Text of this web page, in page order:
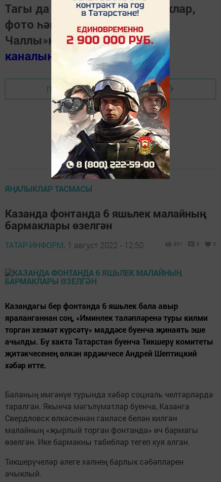
Тагы да кызыклырак яңалыклар,
фото һәм видеолар «Шәһри
Чаллы»ның MAX
каналында
(язылыгыз).
Перейти на страницу новости
ЯҢАЛЫКЛАР ТАСМАСЫ
Казанда фонтанда 6 яшьлек малайның
бармаклары өзелгән
ТАТАР-ИНФОРМ, 1 август 2022 - 12:50 901 0 0
Казандагы бер фонтанда 6 яшьлек бала авыр
яраланганнан соң, «Иминлек таләпләренә туры килми
торган хезмәт күрсәтү» маддәсе буенча җинаять эше
ачылды. Бу хакта Татарстан буенча Тикшерү комитеты
җитәкчесенең өлкән ярдәмчесе Андрей Шептицкий
хәбәр итте.
Баланың имгәнүе турында хәбәр социаль челтәрләрдә
таралган. Якынча мәгълүматлар буенча, Казанга
Свердловск өлкәсеннән гаиләсе белән килгән
малайның «җырлый торган фонтанда» өч бармагы
өзелгән. Ике бармакны табиблар тегеп куя алган.
Тикшерүчеләр әлеге хәлнең барлык сәбәпләрен
ачыклый.